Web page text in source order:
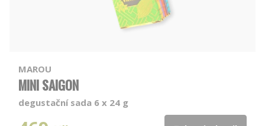
MAROU
MINI SAIGON
degustační sada 6 x 24 g